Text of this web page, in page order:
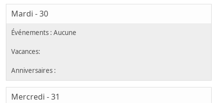
Mardi - 30
Mercredi - 31